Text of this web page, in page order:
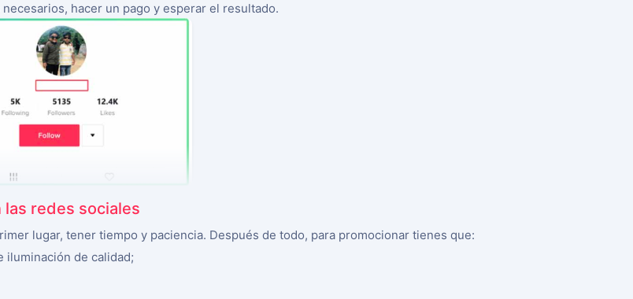
hacer un pago y esperar el resultado.
redes sociales
lugar, tener tiempo y paciencia. Después de todo, para promocionar tienes que:
de calidad;